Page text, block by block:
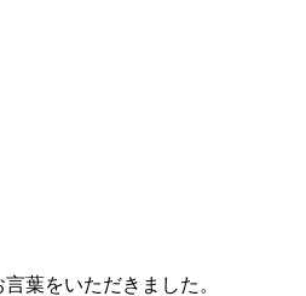
葉をいただきました。